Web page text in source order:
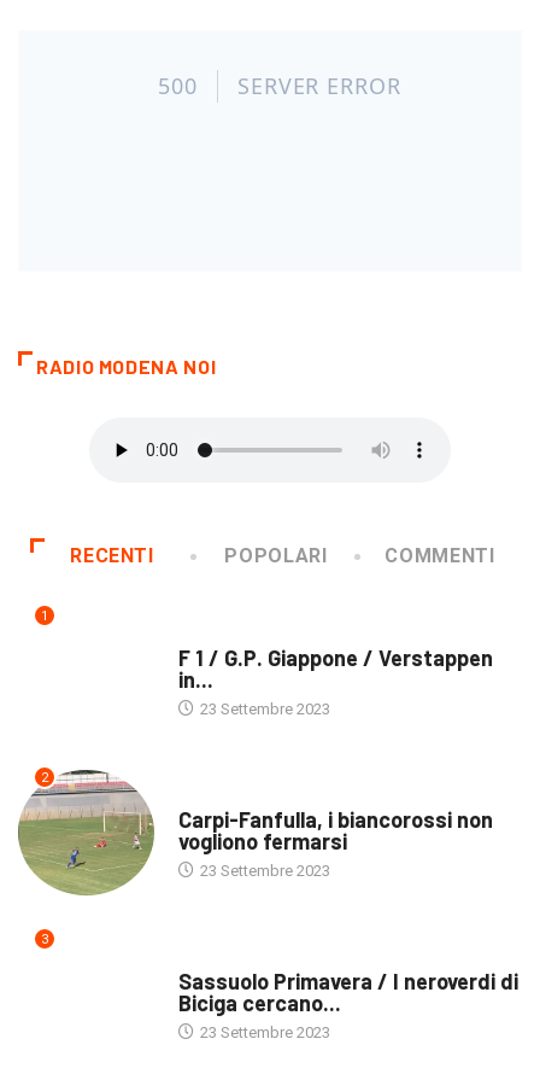
RADIO MODENA NOI
RECENTI POPOLARI COMMENTI
1
F 1 / G.P. Giappone / Verstappen
in...
23 Settembre 2023
2
Carpi-Fanfulla, i biancorossi non
vogliono fermarsi
23 Settembre 2023
3
Sassuolo Primavera / I neroverdi di
Biciga cercano...
23 Settembre 2023